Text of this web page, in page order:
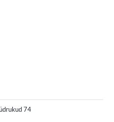
74